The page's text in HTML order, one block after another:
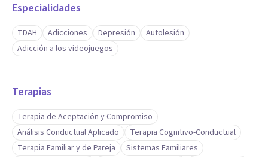
Especialidades
TDAH Adicciones Depresión
Autolesión
Adicción a los videojuegos
Terapias
Terapia de Aceptación y Compromiso
Análisis Conductual Aplicado
Terapia Cognitivo-Conductual
Terapia Familiar y de Pareja
Sistemas Familiares